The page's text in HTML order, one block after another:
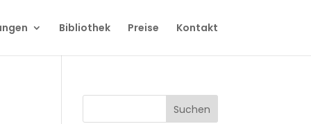
Bibliothek Preise Kontakt